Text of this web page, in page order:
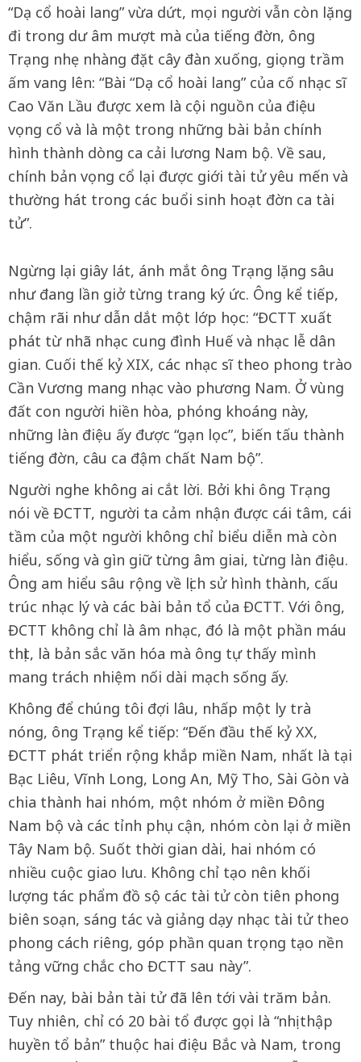
“Dạ cổ hoài lang” vừa dứt, mọi người vẫn còn lặng
đi trong dư âm mượt mà của tiếng đờn, ông
Trạng nhẹ nhàng đặt cây đàn xuống, giọng trầm
ấm vang lên: “Bài “Dạ cổ hoài lang” của cố nhạc sĩ
Cao Văn Lầu được xem là cội nguồn của điệu
vọng cổ và là một trong những bài bản chính
hình thành dòng ca cải lương Nam bộ. Về sau,
chính bản vọng cổ lại được giới tài tử yêu mến và
thường hát trong các buổi sinh hoạt đờn ca tài
tử”.
Ngừng lại giây lát, ánh mắt ông Trạng lặng sâu
như đang lần giở từng trang ký ức. Ông kể tiếp,
chậm rãi như dẫn dắt một lớp học: “ĐCTT xuất
phát từ nhã nhạc cung đình Huế và nhạc lễ dân
gian. Cuối thế kỷ XIX, các nhạc sĩ theo phong trào
Cần Vương mang nhạc vào phương Nam. Ở vùng
đất con người hiền hòa, phóng khoáng này,
những làn điệu ấy được “gạn lọc”, biến tấu thành
tiếng đờn, câu ca đậm chất Nam bộ”.
Người nghe không ai cắt lời. Bởi khi ông Trạng
nói về ĐCTT, người ta cảm nhận được cái tâm, cái
tầm của một người không chỉ biểu diễn mà còn
hiểu, sống và gìn giữ từng âm giai, từng làn điệu.
Ông am hiểu sâu rộng về lịch sử hình thành, cấu
trúc nhạc lý và các bài bản tổ của ĐCTT. Với ông,
ĐCTT không chỉ là âm nhạc, đó là một phần máu
thịt, là bản sắc văn hóa mà ông tự thấy mình
mang trách nhiệm nối dài mạch sống ấy.
Không để chúng tôi đợi lâu, nhấp một ly trà
nóng, ông Trạng kể tiếp: “Đến đầu thế kỷ XX,
ĐCTT phát triển rộng khắp miền Nam, nhất là tại
Bạc Liêu, Vĩnh Long, Long An, Mỹ Tho, Sài Gòn và
chia thành hai nhóm, một nhóm ở miền Đông
Nam bộ và các tỉnh phụ cận, nhóm còn lại ở miền
Tây Nam bộ. Suốt thời gian dài, hai nhóm có
nhiều cuộc giao lưu. Không chỉ tạo nên khối
lượng tác phẩm đồ sộ các tài tử còn tiên phong
biên soạn, sáng tác và giảng dạy nhạc tài tử theo
phong cách riêng, góp phần quan trọng tạo nền
tảng vững chắc cho ĐCTT sau này”.
Đến nay, bài bản tài tử đã lên tới vài trăm bản.
Tuy nhiên, chỉ có 20 bài tổ được gọi là “nhị thập
huyền tổ bản” thuộc hai điệu Bắc và Nam, trong